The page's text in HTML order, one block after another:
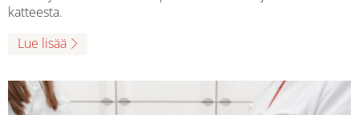
katteesta.
Lue lisää